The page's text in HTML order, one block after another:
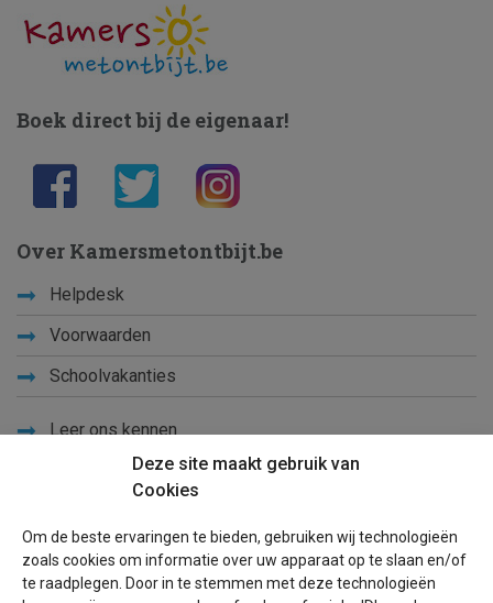
Deze site maakt gebruik van
Cookies
Om de beste ervaringen te bieden, gebruiken wij technologieën
zoals cookies om informatie over uw apparaat op te slaan en/of
te raadplegen. Door in te stemmen met deze technologieën
Boek direct bij de eigenaar!
Over Kamersmetontbijt.be
Helpdesk
Voorwaarden
Schoolvakanties
Leer ons kennen
Sitemap
Blog